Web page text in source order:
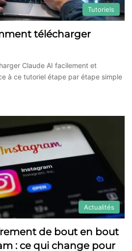
Tutoriels
télécharger
Claude AI facilement et
à ce tutoriel étape par étape simple
Actualités
de bout en bout
: ce qui change pour